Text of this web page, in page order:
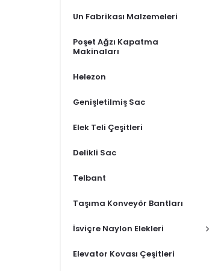
Un Fabrikası Malzemeleri
Poşet Ağzı Kapatma
Makinaları
Helezon
Genişletilmiş Sac
Elek Teli Çeşitleri
Delikli Sac
Telbant
Taşıma Konveyör Bantları
İsviçre Naylon Elekleri
Elevator Kovası Çeşitleri